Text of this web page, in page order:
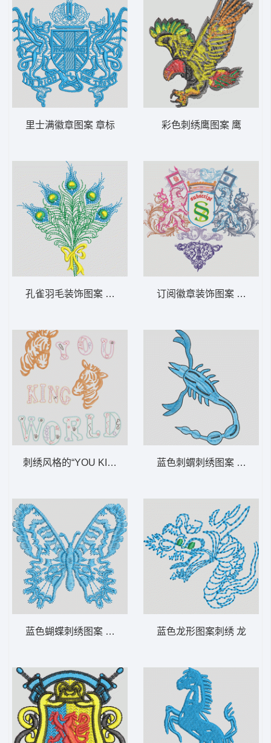
里士满徽章图案 章标
孔雀羽毛装饰图案 羽毛 尾巴
刺绣风格的“YOU KING WORLD”图案 斑马
蓝色蝴蝶刺绣图案 蝴蝶
彩色刺绣鹰图案 鹰
订阅徽章装饰图案 狮标 章
蓝色刺蝟刺绣图案 蝎子
蓝色龙形图案刺绣 龙